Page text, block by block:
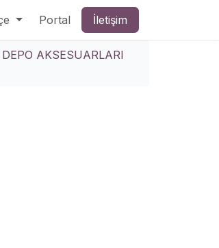
Portal İletişim
AKSESUARLARI